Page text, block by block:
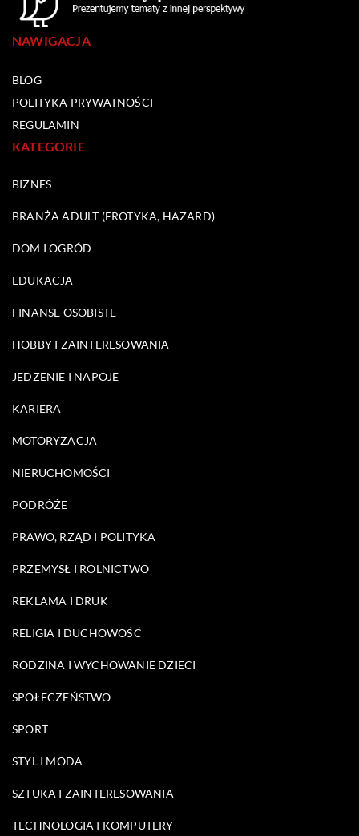
NAWIGACJA
BLOG
POLITYKA PRYWATNOŚCI
REGULAMIN
KATEGORIE
BIZNES
BRANŻA ADULT (EROTYKA, HAZARD)
DOM I OGRÓD
EDUKACJA
FINANSE OSOBISTE
HOBBY I ZAINTERESOWANIA
JEDZENIE I NAPOJE
KARIERA
MOTORYZACJA
NIERUCHOMOŚCI
PODRÓŻE
PRAWO, RZĄD I POLITYKA
PRZEMYSŁ I ROLNICTWO
REKLAMA I DRUK
RELIGIA I DUCHOWOŚĆ
RODZINA I WYCHOWANIE DZIECI
SPOŁECZEŃSTWO
SPORT
STYL I MODA
SZTUKA I ZAINTERESOWANIA
TECHNOLOGIA I KOMPUTERY